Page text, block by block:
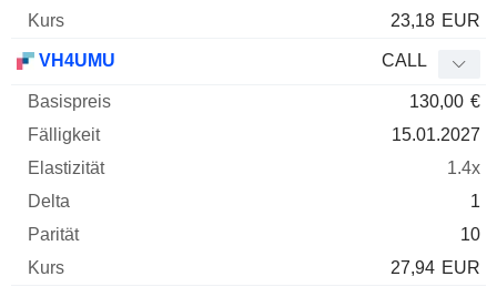
23,18 EUR
VH4UMU CALL
130,00 €
15.01.2027
1.4x
1
10
27,94 EUR